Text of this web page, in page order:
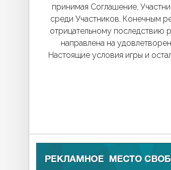
принимая Соглашение,
среди Участников. Конечным
отрицательному последствию
направлена на
Настоящие условия игры и